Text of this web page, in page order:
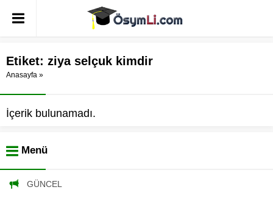
Etiket: ziya selçuk kimdir
Anasayfa »
İçerik bulunamadı.
Menü
GÜNCEL